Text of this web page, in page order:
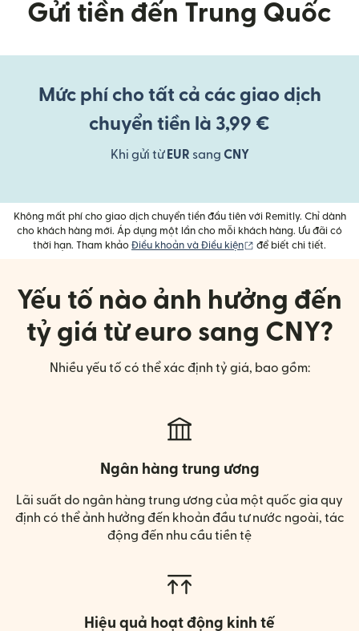
Gửi tiền đến Trung Quốc
Mức phí cho tất cả các giao dịch
chuyển tiền là 3,99 €
Khi gửi từ EUR sang CNY
Không mất phí cho giao dịch chuyển tiền đầu tiên với Remitly. Chỉ dành
cho khách hàng mới. Áp dụng một lần cho mỗi khách hàng. Ưu đãi có
thời hạn. Tham khảo Điều khoản và Điều kiện (mở trong cửa sổ mới)
để biết chi tiết.
Yếu tố nào ảnh hưởng đến
tỷ giá từ euro sang CNY?
Nhiều yếu tố có thể xác định tỷ giá, bao gồm:
Ngân hàng trung ương
Lãi suất do ngân hàng trung ương của một quốc gia quy
định có thể ảnh hưởng đến khoản đầu tư nước ngoài, tác
động đến nhu cầu tiền tệ
Hiệu quả hoạt động kinh tế